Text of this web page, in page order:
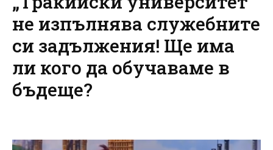
не изпълнява служебните
си задължения! Ще има
ли кого да обучаваме в
бъдеще?